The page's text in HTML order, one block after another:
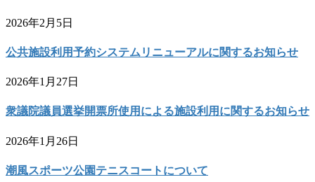
2026年2月5日
公共施設利用予約システムリニューアルに関するお知らせ
2026年1月27日
衆議院議員選挙開票所使用による施設利用に関するお知らせ
2026年1月26日
潮風スポーツ公園テニスコートについて